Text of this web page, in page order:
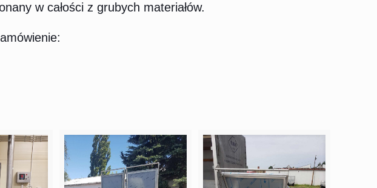
w całości z grubych materiałów.